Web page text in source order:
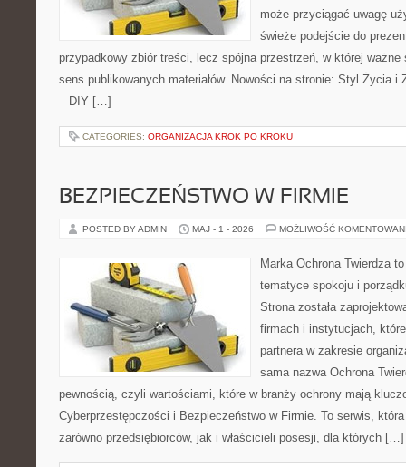
może przyciągać uwagę
świeże podejście do
przypadkowy zbiór treści, lecz spójna przestrzeń, w której
sens publikowanych materiałów. Nowości na stronie: Styl Życia i
– DIY […]
CATEGORIES: ORGANIZACJA KROK PO KROKU
BEZPIECZEŃSTWO W FIRMIE
POSTED BY ADMIN MAJ - 1 - 2026 MOŻLIWOŚĆ
Marka Ochrona Twierdza
tematyce spokoju i
Strona została
firmach i instytucjach,
partnera w zakresie
sama nazwa Ochrona
pewnością, czyli wartościami, które w branży ochrony mają
Cyberprzestępczości i Bezpieczeństwo w Firmie. To serwis,
zarówno przedsiębiorców, jak i właścicieli posesji, dla których […]